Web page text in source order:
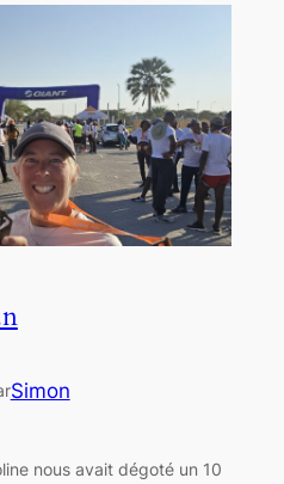
Simon
nous avait dégoté un 10